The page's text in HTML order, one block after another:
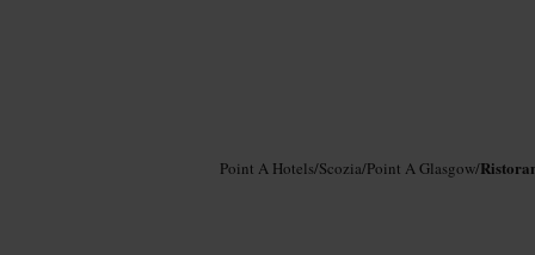
Point A Hotels/Scozia/Point A Glasgow/